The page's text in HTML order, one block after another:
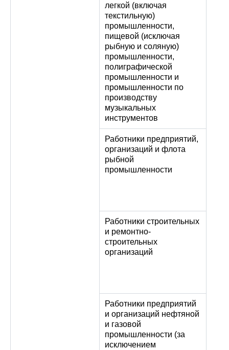
легкой (включая
текстильную)
промышленности,
пищевой (исключая
рыбную и соляную)
промышленности,
полиграфической
промышленности и
промышленности по
производству
музыкальных
инструментов
Работники предприятий,
организаций и флота
рыбной
промышленности
Работники строительных
и ремонтно-
строительных
организаций
Работники предприятий
и организаций нефтяной
и газовой
промышленности (за
исключением